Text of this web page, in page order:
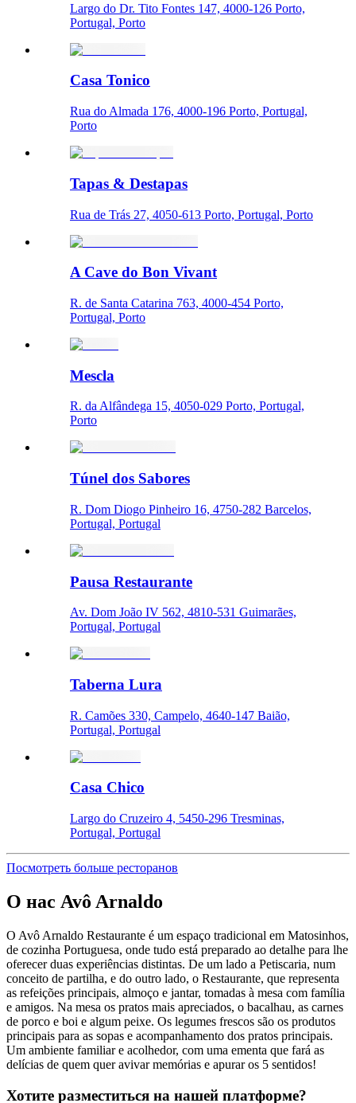
Largo do Dr. Tito Fontes 147, 4000-126 Porto,
Portugal, Porto
Casa Tonico
Rua do Almada 176, 4000-196 Porto, Portugal,
Porto
Tapas & Destapas
Rua de Trás 27, 4050-613 Porto, Portugal, Porto
A Cave do Bon Vivant
R. de Santa Catarina 763, 4000-454 Porto,
Portugal, Porto
Mescla
R. da Alfândega 15, 4050-029 Porto, Portugal,
Porto
Túnel dos Sabores
R. Dom Diogo Pinheiro 16, 4750-282 Barcelos,
Portugal, Portugal
Pausa Restaurante
Av. Dom João IV 562, 4810-531 Guimarães,
Portugal, Portugal
Taberna Lura
R. Camões 330, Campelo, 4640-147 Baião,
Portugal, Portugal
Casa Chico
Largo do Cruzeiro 4, 5450-296 Tresminas,
Portugal, Portugal
Посмотреть больше ресторанов
О нас Avô Arnaldo
O Avô Arnaldo Restaurante é um espaço tradicional em Matosinhos,
de cozinha Portuguesa, onde tudo está preparado ao detalhe para lhe
oferecer duas experiências distintas. De um lado a Petiscaria, num
conceito de partilha, e do outro lado, o Restaurante, que representa
as refeições principais, almoço e jantar, tomadas à mesa com família
e amigos. Na mesa os pratos mais apreciados, o bacalhau, as carnes
de porco e boi e algum peixe. Os legumes frescos são os produtos
principais para as sopas e acompanhamento dos pratos principais.
Um ambiente familiar e acolhedor, com uma ementa que fará as
delícias de quem quer avivar memórias e apurar os 5 sentidos!
Хотите разместиться на нашей платформе?